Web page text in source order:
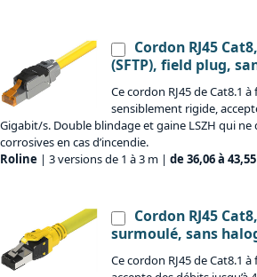
Cordon RJ45
(SFTP), field plug,
Ce cordon RJ45 de Cat8.1
sensiblement rigide,
Gigabit/s. Double blindage et gaine LSZH qui ne
corrosives en cas d’incendie.
Roline | 3 versions de 1 à 3 m | de 36,06 à
Cordon RJ45
surmoulé, sans
Ce cordon RJ45 de Cat8.1